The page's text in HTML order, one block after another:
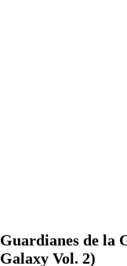
Guardianes de la
Galaxy Vol. 2)